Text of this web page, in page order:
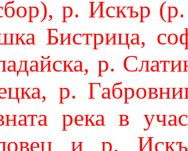
р. Искър
Бистрица,
р.
р.
река в
и р.